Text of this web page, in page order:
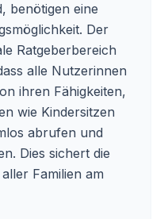
benötigen eine
Der
Ratgeberbereich
alle Nutzerinnen
ihren Fähigkeiten,
wie Kindersitzen
abrufen und
Dies sichert die
Familien am